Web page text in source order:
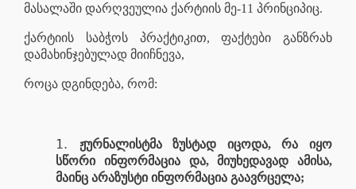
მასალაში დარღვეულია ქარტიის მე-11 პრინციპიც.
ქარტიის საბჭოს პრაქტიკით, ფაქტები განზრახ
დამახინჯებულად მიიჩნევა,
როცა დგინდება, რომ:
ჟურნალისტმა ზუსტად იცოდა, რა იყო
სწორი ინფორმაცია და, მიუხედავად ამისა,
მაინც არაზუსტი ინფორმაცია გაავრცელა;